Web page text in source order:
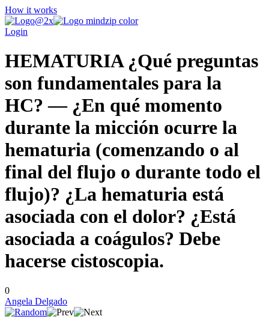
How it works
Login
HEMATURIA ¿Qué preguntas
son fundamentales para la
HC? — ¿En qué momento
durante la micción ocurre la
hematuria (comenzando o al
final del flujo o durante todo el
flujo)? ¿La hematuria está
asociada con el dolor? ¿Está
asociada a coágulos? Debe
hacerse cistoscopia.
0
Angela Delgado